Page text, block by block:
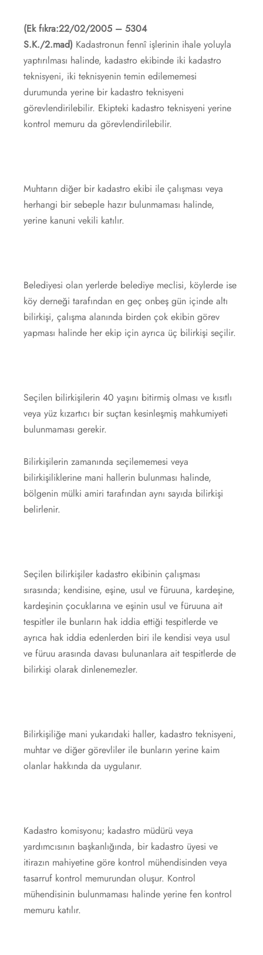
(Ek fıkra:22/02/2005 – 5304
S.K./2.mad) Kadastronun fennî işlerinin ihale yoluyla
yaptırılması halinde, kadastro ekibinde iki kadastro
teknisyeni, iki teknisyenin temin edilememesi
durumunda yerine bir kadastro teknisyeni
görevlendirilebilir. Ekipteki kadastro teknisyeni yerine
kontrol memuru da görevlendirilebilir.
Muhtarın diğer bir kadastro ekibi ile çalışması veya
herhangi bir sebeple hazır bulunmaması halinde,
yerine kanuni vekili katılır.
Belediyesi olan yerlerde belediye meclisi, köylerde ise
köy derneği tarafından en geç onbeş gün içinde altı
bilirkişi, çalışma alanında birden çok ekibin görev
yapması halinde her ekip için ayrıca üç bilirkişi seçilir.
Seçilen bilirkişilerin 40 yaşını bitirmiş olması ve kısıtlı
veya yüz kızartıcı bir suçtan kesinleşmiş mahkumiyeti
bulunmaması gerekir.
Bilirkişilerin zamanında seçilememesi veya
bilirkişiliklerine mani hallerin bulunması halinde,
bölgenin mülki amiri tarafından aynı sayıda bilirkişi
belirlenir.
Seçilen bilirkişiler kadastro ekibinin çalışması
sırasında; kendisine, eşine, usul ve füruuna, kardeşine,
kardeşinin çocuklarına ve eşinin usul ve füruuna ait
tespitler ile bunların hak iddia ettiği tespitlerde ve
ayrıca hak iddia edenlerden biri ile kendisi veya usul
ve füruu arasında davası bulunanlara ait tespitlerde de
bilirkişi olarak dinlenemezler.
Bilirkişiliğe mani yukarıdaki haller, kadastro teknisyeni,
muhtar ve diğer görevliler ile bunların yerine kaim
olanlar hakkında da uygulanır.
Kadastro komisyonu; kadastro müdürü veya
yardımcısının başkanlığında, bir kadastro üyesi ve
itirazın mahiyetine göre kontrol mühendisinden veya
tasarruf kontrol memurundan oluşur. Kontrol
mühendisinin bulunmaması halinde yerine fen kontrol
memuru katılır.